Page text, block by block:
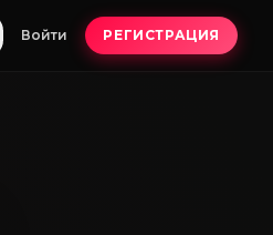
Войти РЕГИСТРАЦИЯ